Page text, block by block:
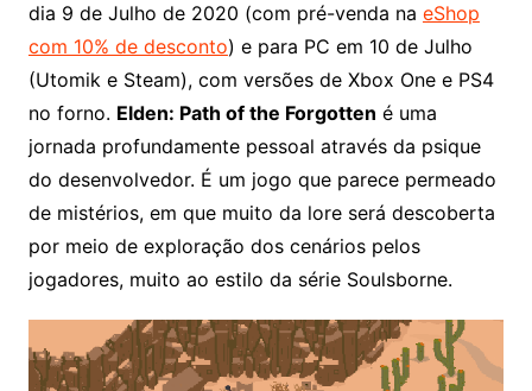
dia 9 de Julho de 2020 (com pré-venda na eShop
com 10% de desconto) e para PC em 10 de Julho
(Utomik e Steam), com versões de Xbox One e PS4
no forno. Elden: Path of the Forgotten é uma
jornada profundamente pessoal através da psique
do desenvolvedor. É um jogo que parece permeado
de mistérios, em que muito da lore será descoberta
por meio de exploração dos cenários pelos
jogadores, muito ao estilo da série Soulsborne.